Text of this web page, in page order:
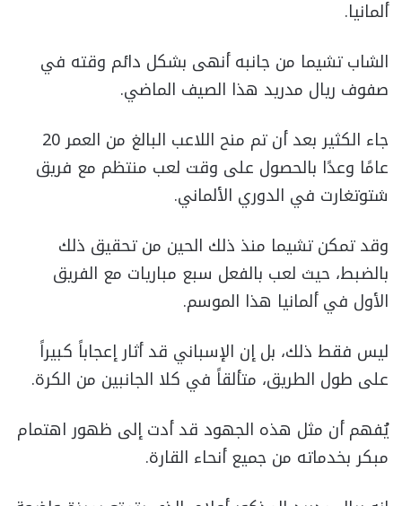
ألمانيا.
الشاب تشيما من جانبه أنهى بشكل دائم وقته في
صفوف ريال مدريد هذا الصيف الماضي.
جاء الكثير بعد أن تم منح اللاعب البالغ من العمر 20
عامًا وعدًا بالحصول على وقت لعب منتظم مع فريق
شتوتغارت في الدوري الألماني.
وقد تمكن تشيما منذ ذلك الحين من تحقيق ذلك
بالضبط، حيث لعب بالفعل سبع مباريات مع الفريق
الأول في ألمانيا هذا الموسم.
ليس فقط ذلك، بل إن الإسباني قد أثار إعجاباً كبيراً
على طول الطريق، متألقاً في كلا الجانبين من الكرة.
يُفهم أن مثل هذه الجهود قد أدت إلى ظهور اهتمام
مبكر بخدماته من جميع أنحاء القارة.